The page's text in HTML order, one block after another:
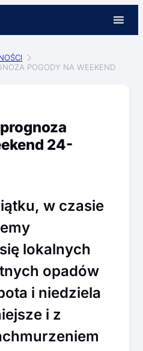
POGODY NA WEEKEND
24-
w czasie
lokalnych
opadów
i niedziela
i z